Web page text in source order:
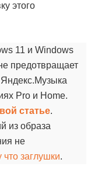
этого
11 и Windows
предотвращает
Pro и Home.
статье.
из образа
не
что заглушки.